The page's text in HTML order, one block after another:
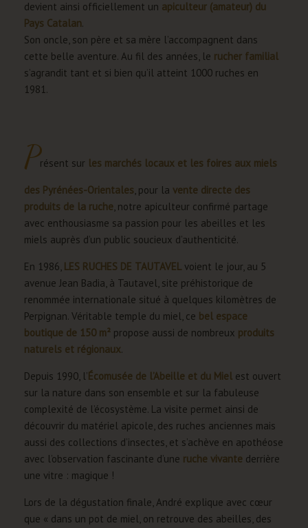
devient ainsi officiellement un apiculteur (amateur) du
Pays Catalan.
Son oncle, son père et sa mère l’accompagnent dans
cette belle aventure. Au fil des années, le rucher familial
s’agrandit tant et si bien qu’il atteint 1000 ruches en
1981.
Présent sur les marchés locaux et les foires aux miels
des Pyrénées-Orientales, pour la vente directe des
produits de la ruche, notre apiculteur confirmé partage
avec enthousiasme sa passion pour les abeilles et les
miels auprès d’un public soucieux d’authenticité.
En 1986, LES RUCHES DE TAUTAVEL voient le jour, au 5
avenue Jean Badia, à Tautavel, site préhistorique de
renommée internationale situé à quelques kilomètres de
Perpignan. Véritable temple du miel, ce bel espace
boutique de 150 m² propose aussi de nombreux produits
naturels et régionaux.
Depuis 1990, l’Écomusée de l’Abeille et du Miel est ouvert
sur la nature dans son ensemble et sur la fabuleuse
complexité de l’écosystème. La visite permet ainsi de
découvrir du matériel apicole, des ruches anciennes mais
aussi des collections d’insectes, et s’achève en apothéose
avec l’observation fascinante d’une ruche vivante derrière
une vitre : magique !
Lors de la dégustation finale, André explique avec cœur
que « dans un pot de miel, on retrouve des abeilles, des